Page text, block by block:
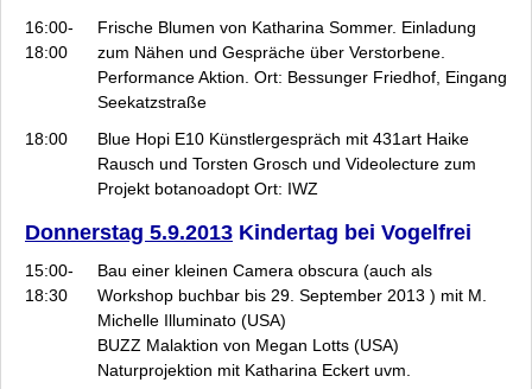
16:00-
18:00
Frische Blumen von Katharina Sommer. Einladung
zum Nähen und Gespräche über Verstorbene.
Performance Aktion. Ort: Bessunger Friedhof, Eingang
Seekatzstraße
18:00
Blue Hopi E10 Künstlergespräch mit 431art Haike
Rausch und Torsten Grosch und Videolecture zum
Projekt botanoadopt Ort: IWZ
Donnerstag 5.9.2013 Kindertag bei Vogelfrei
15:00-
18:30
Bau einer kleinen Camera obscura (auch als
Workshop buchbar bis 29. September 2013 ) mit M.
Michelle Illuminato (USA)
BUZZ Malaktion von Megan Lotts (USA)
Naturprojektion mit Katharina Eckert uvm.